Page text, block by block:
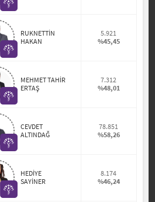
RUKNETTİN
HAKAN
5.921
%45,45
MEHMET TAHİR
ERTAŞ
7.312
%48,01
CEVDET
ALTINDAĞ
78.851
%58,26
HEDİYE
SAYİNER
8.174
%46,24